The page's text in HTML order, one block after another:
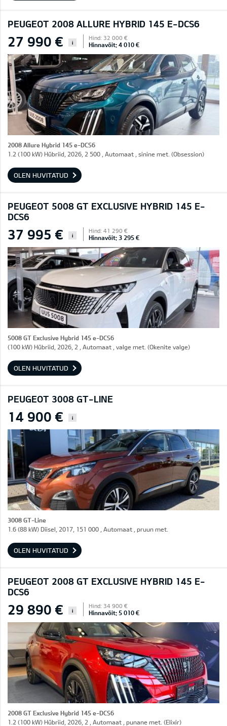
PEUGEOT 2008 ALLURE HYBRID 145 E-DCS6
27 990 € i
Hind: 32 000 €
Hinnavõit: 4 010 €
2008 Allure Hybrid 145 e-DCS6
1.2 (100 kW) Hübriid, 2026, 2 500 , Automaat , sinine met. (Obsession)
OLEN HUVITATUD
PEUGEOT 5008 GT EXCLUSIVE HYBRID 145 E-
DCS6
37 995 € i
Hind: 41 290 €
Hinnavõit: 3 295 €
5008 GT Exclusive Hybrid 145 e-DCS6
(100 kW) Hübriid, 2026, 2 , Automaat , valge met. (Okenite valge)
OLEN HUVITATUD
PEUGEOT 3008 GT-LINE
14 900 € i
3008 GT-Line
1.6 (88 kW) Diisel, 2017, 151 000 , Automaat , pruun met.
OLEN HUVITATUD
PEUGEOT 2008 GT EXCLUSIVE HYBRID 145 E-
DCS6
29 890 € i
Hind: 34 900 €
Hinnavõit: 5 010 €
2008 GT Exclusive Hybrid 145 e-DCS6
1.2 (100 kW) Hübriid, 2026, 2 , Automaat , punane met. (Elixir)